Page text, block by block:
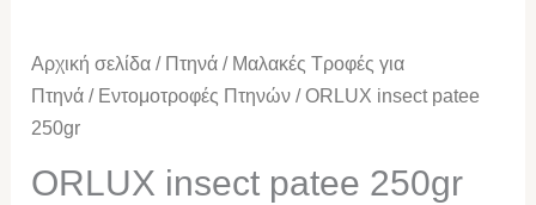
Αρχική σελίδα / Πτηνά / Μαλακές Τροφές για
Πτηνά / Εντομοτροφές Πτηνών / ORLUX insect patee
250gr
ORLUX insect patee 250gr